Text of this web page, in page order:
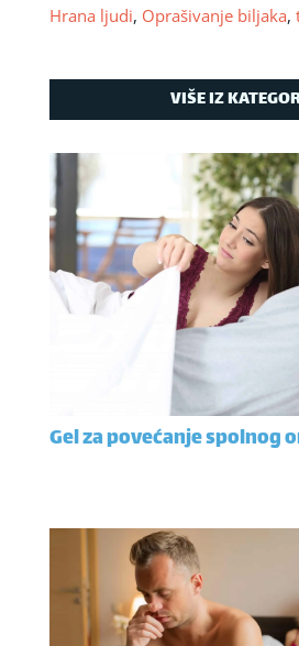
Hrana ljudi, Oprašivanje biljaka,
VIŠE IZ
Gel za povećanje spolnog